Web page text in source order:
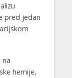
pred jedan
na
hemije,